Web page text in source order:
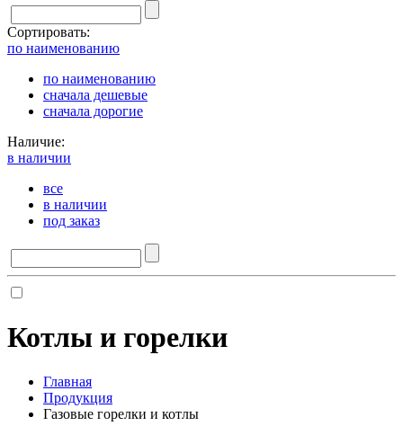
Сортировать:
по наименованию
по наименованию
сначала дешевые
сначала дорогие
Наличие:
в наличии
все
в наличии
под заказ
Котлы и горелки
Главная
Продукция
Газовые горелки и котлы